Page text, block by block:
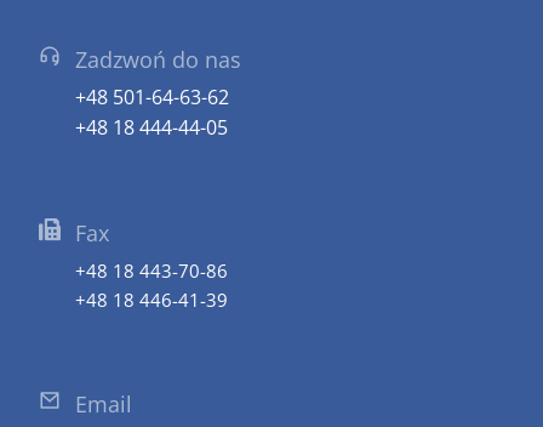
Zadzwoń do nas
+48 501-64-63-62
+48 18 444-44-05
Fax
+48 18 443-70-86
+48 18 446-41-39
Email